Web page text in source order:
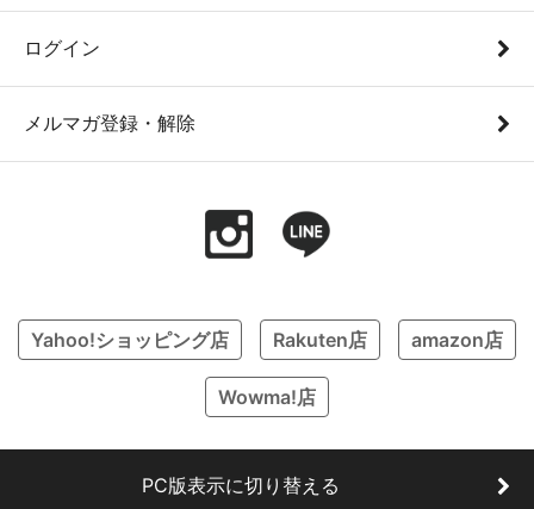
ログイン
メルマガ登録・解除
Yahoo!ショッピング店 Rakuten店 amazon店
Wowma!店
PC版表示に切り替える